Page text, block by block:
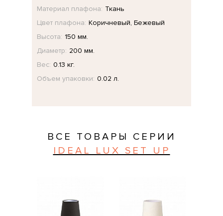
Материал плафона: Ткань
Цвет плафона: Коричневый, Бежевый
Высота: 150 мм.
Диаметр: 200 мм.
Вес: 0.13 кг.
Объем упаковки: 0.02 л.
ВСЕ ТОВАРЫ СЕРИИ
IDEAL LUX SET UP